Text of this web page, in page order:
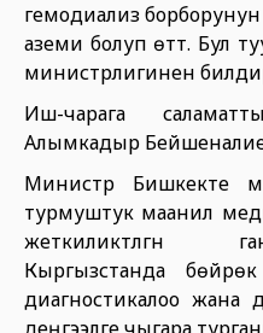
гемодиализ
аземи болуп өттү. Бул
министрлигинен
Иш-чарага
Алымкадыр
Министр Бишкекте
турмуштук маанилүү
жеткиликтүүлүгүн
Кыргызстанда
диагностикалоо жана